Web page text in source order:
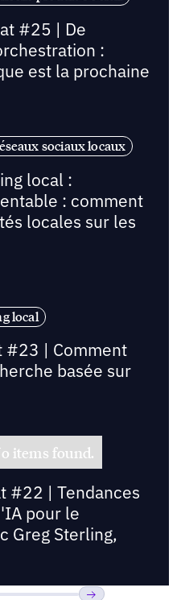
#25 | De
:
est la prochaine
sociaux locaux
local :
: comment
locales sur les
local
#23 | Comment
basée sur
items found.
#22 | Tendances
pour le
Greg Sterling,